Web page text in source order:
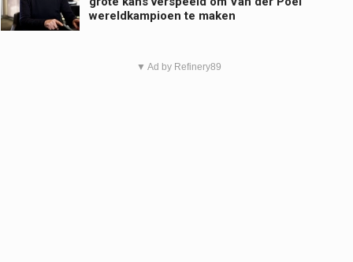
wereldkampioen te maken
▼ Ad by Refinery89